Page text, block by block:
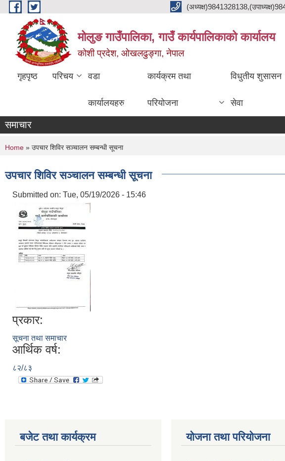
Skip to main content
मोलुङ गाउँपालिका, गाउँ कार्यपालिकाको कार्यालय
कोशी प्रदेश, ओखलढुङ्गा, नेपाल
गृहपृष्ठ परिचय वडा
कार्यालयहरु
कार्यक्रम तथा
परियोजना
विधुतीय शुसासन
सेवा
समाचार
You are here
Home » उपचार शिविर सञ्चालन सम्बन्धी सूचना
उपचार शिविर सञ्चालन सम्बन्धी सूचना
Submitted on: Tue, 05/19/2026 - 15:46
प्रकार:
सूचना तथा समाचार
आर्थिक वर्ष:
८२/८३
बजेट तथा कार्यक्रम योजना तथा परियोजना